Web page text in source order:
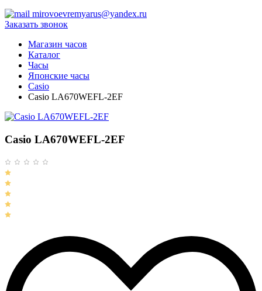
mirovoevremyarus@yandex.ru
Заказать звонок
Магазин часов
Каталог
Часы
Японские часы
Casio
Casio LA670WEFL-2EF
Casio LA670WEFL-2EF